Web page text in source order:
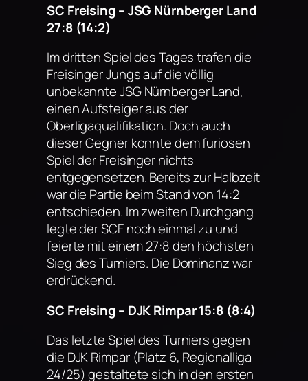
SC Freising – JSG Nürnberger Land
27:8 (14:2)
Im dritten Spiel des Tages trafen die
Freisinger Jungs auf die völlig
unbekannte JSG Nürnberger Land,
einen Aufsteiger aus der
Oberligaqualifikation. Doch auch
dieser Gegner konnte dem furiosen
Spiel der Freisinger nichts
entgegensetzen. Bereits zur Halbzeit
war die Partie beim Stand von 14:2
entschieden. Im zweiten Durchgang
legte der SCF noch einmal zu und
feierte mit einem 27:8 den höchsten
Sieg des Turniers. Die Dominanz war
erdrückend.
SC Freising – DJK Rimpar 15:8 (8:4)
Das letzte Spiel des Turniers gegen
die DJK Rimpar (Platz 6, Regionalliga
24/25) gestaltete sich in den ersten